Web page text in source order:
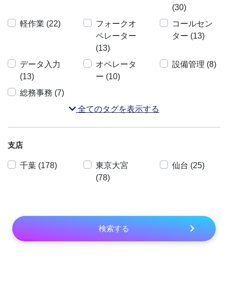
(30)
軽作業 (22)
フォークオ
ペレーター
(13)
コールセン
ター (13)
データ入力
(13)
オペレータ
ー (10)
設備管理 (8)
総務事務 (7)
全てのタグを表示する
支店
千葉 (178)
東京大宮
(78)
仙台 (25)
検索する